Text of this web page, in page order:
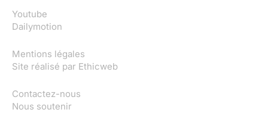
Youtube
Dailymotion
Mentions légales
Site réalisé par Ethicweb
Contactez-nous
Nous soutenir